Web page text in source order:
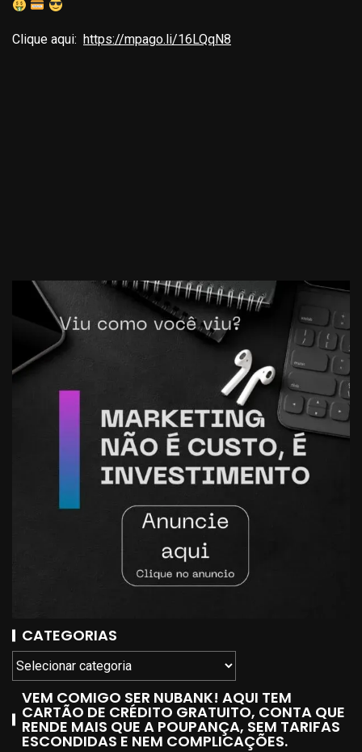
Clique aqui: https://mpago.li/16LQqN8
CATEGORIAS
VEM COMIGO SER NUBANK! AQUI TEM
CARTÃO DE CRÉDITO GRATUITO, CONTA QUE
RENDE MAIS QUE A POUPANÇA, SEM TARIFAS
ESCONDIDAS E NEM COMPLICAÇÕES.